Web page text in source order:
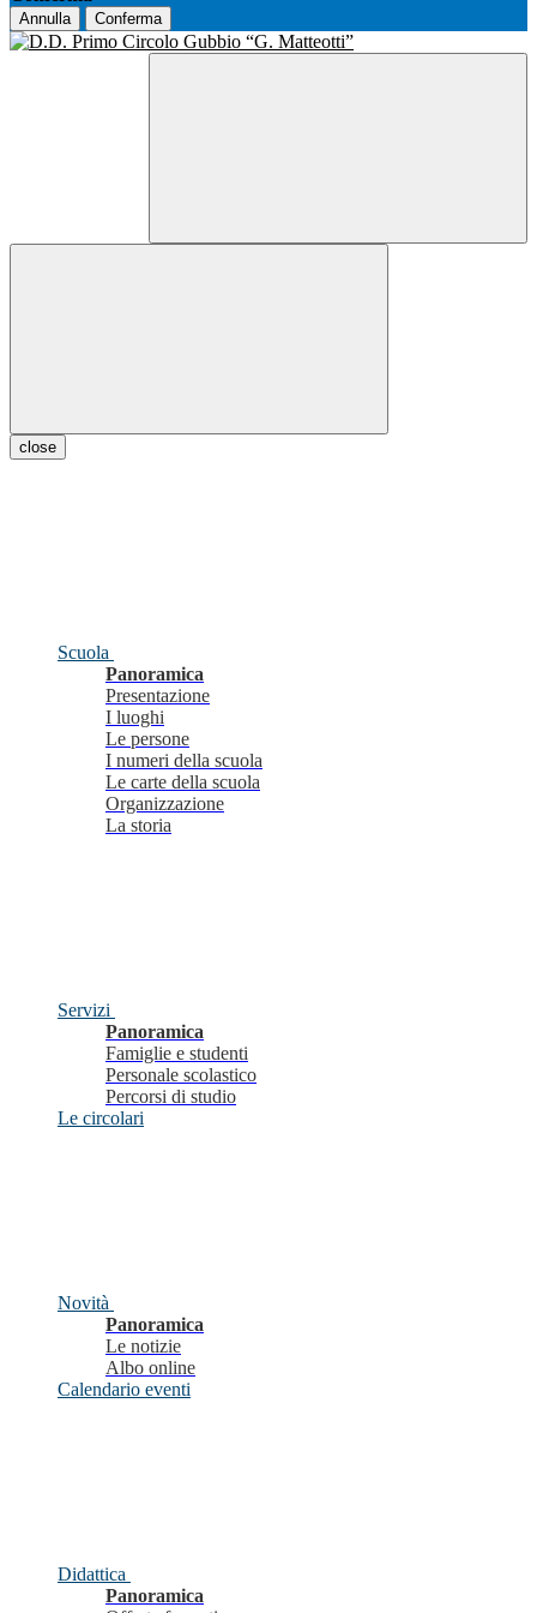
Annulla Conferma
close
Scuola
Panoramica
Presentazione
I luoghi
Le persone
I numeri della scuola
Le carte della scuola
Organizzazione
La storia
Servizi
Panoramica
Famiglie e studenti
Personale scolastico
Percorsi di studio
Le circolari
Novità
Panoramica
Le notizie
Albo online
Calendario eventi
Didattica
Panoramica